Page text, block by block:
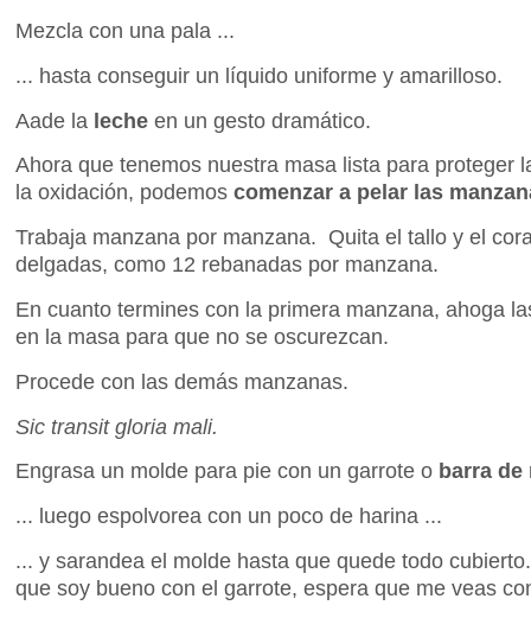
Mezcla con una pala ...
... hasta conseguir un líquido uniforme y amarilloso.
Aade la leche en un gesto dramático.
Ahora que tenemos nuestra masa lista para proteger
la oxidación, podemos comenzar a pelar las
Trabaja manzana por manzana. Quita el tallo y el
delgadas, como 12 rebanadas por manzana.
En cuanto termines con la primera manzana, ahoga
en la masa para que no se oscurezcan.
Procede con las demás manzanas.
Sic transit gloria mali.
Engrasa un molde para pie con un garrote o barra de
... luego espolvorea con un poco de harina ...
... y sarandea el molde hasta que quede todo
que soy bueno con el garrote, espera que me veas